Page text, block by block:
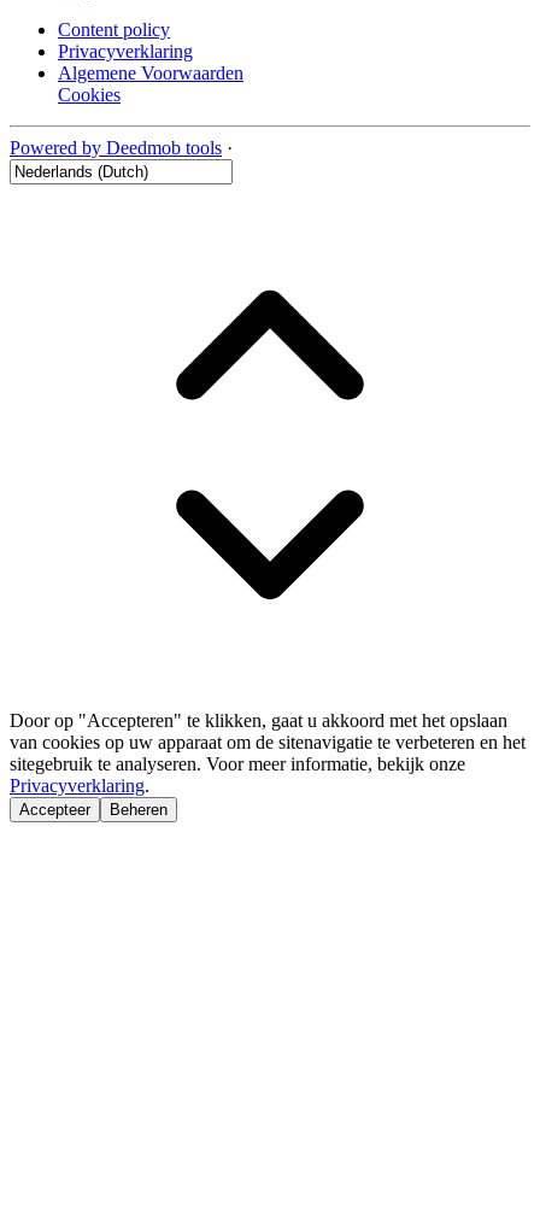
Content policy
Privacyverklaring
Algemene Voorwaarden
Cookies
Powered by Deedmob tools ·
Door op "Accepteren" te klikken, gaat u akkoord met het opslaan
van cookies op uw apparaat om de sitenavigatie te verbeteren en het
sitegebruik te analyseren. Voor meer informatie, bekijk onze
Privacyverklaring.
Accepteer Beheren